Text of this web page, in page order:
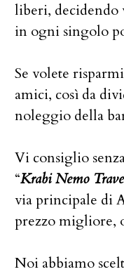
liberi, decidendo
in ogni singolo
Se volete
amici, così da
noleggio della
Vi consiglio
“Krabi Nemo
via principale di
prezzo migliore,
Noi abbiamo